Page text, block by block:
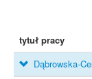
tytuł pracy
Dąbrowska-